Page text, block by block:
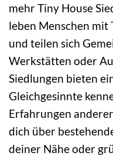
mehr Tiny House
leben Menschen mit
und teilen sich
Werkstätten oder
Siedlungen bieten
Gleichgesinnte
Erfahrungen
dich über
deiner Nähe oder